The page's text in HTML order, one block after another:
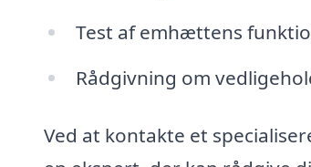
Test af emhættens
Rådgivning om
Ved at kontakte et